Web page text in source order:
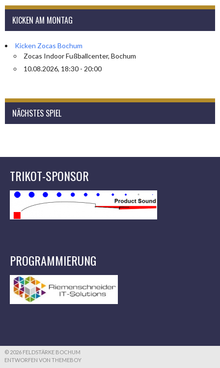
KICKEN AM MONTAG
Kicken Zocas Bochum
Zocas Indoor Fußballcenter, Bochum
10.08.2026, 18:30 - 20:00
NÄCHSTES SPIEL
TRIKOT-SPONSOR
PROGRAMMIERUNG
© 2026 FELDSTÄRKE BOCHUM
ENTWORFEN VON THEMEBOY